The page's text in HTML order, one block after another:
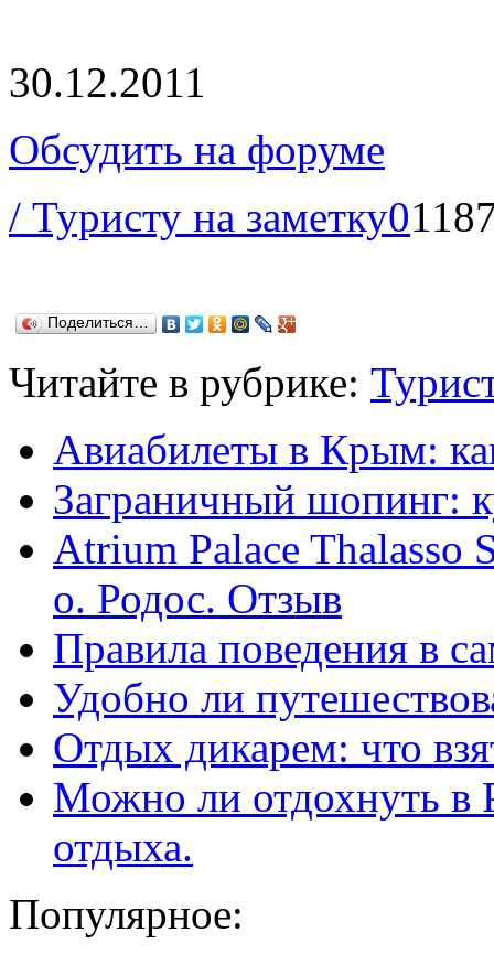
30.12.2011
Обсудить на форуме
/ Туристу на заметку0
Поделиться…
Читайте в рубрике:
Авиабилеты в Крым:
Заграничный шопинг:
Atrium Palace Thalasso
о. Родос. Отзыв
Правила поведения в
Удобно ли
Отдых дикарем: что
Можно ли отдохнуть в
отдыха.
Популярное: